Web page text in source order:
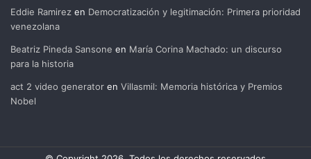
Eddie Ramirez en Democratización y legitimación: Primera prioridad
venezolana
Beatriz Pineda Sansone en María Corina Machado: un discurso
para la historia
act 2 video generator en Villasmil: Memoria histórica y Premios
Nobel